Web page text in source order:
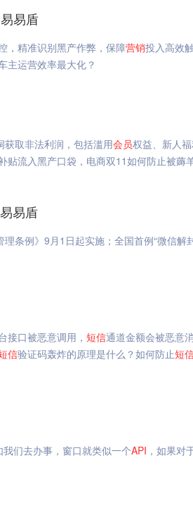
易盾
，精准识别黑产作弊，保障营销投入高效
主运营效率最大化？
取非法利润，包括滥用会员权益、新人
流入黑产口袋，电商双11如何防止被薅
易盾
条例》9月1日起实施；全国首例“微信解
接口被恶意调用， 短信通道金额会被恶意
信验证码轰炸的原理是什么？如何防止短
们去办事，窗口就类似一个API ，如果对